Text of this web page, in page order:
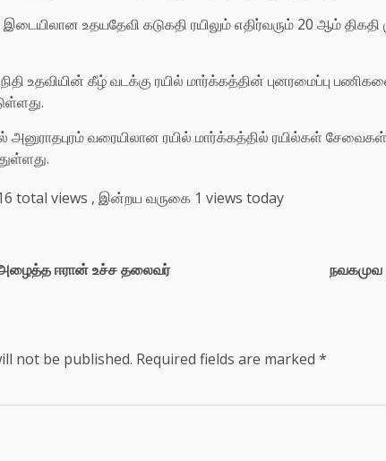
இடையிலான உதயதேவி கடுகதி ரயிலும் எதிர்வரும் 20 ஆம்
உதவியின் கீழ் வடக்கு ரயில் மார்க்கத்தின் புனரமைப்பு
வரையிலான ரயில் மார்க்கத்தில் ரயில்கள் சேவைகள்
total views , இன்றய வருகை 1 views today
அழைத்த ஈரான் உச்ச தலைவர்
நவகமுவ
not be published. Required fields are marked *